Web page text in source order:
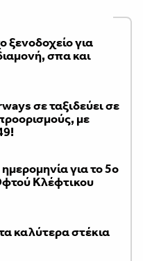
ξενοδοχείο για
σπα και
σε ταξιδεύει σε
με
για το 5ο
Κλέφτικου
καλύτερα στέκια